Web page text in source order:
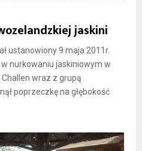
jaskini
ustanowiony 9 maja 2011r.
nurkowaniu jaskiniowym w
wraz z grupą
poprzeczkę na głębokość